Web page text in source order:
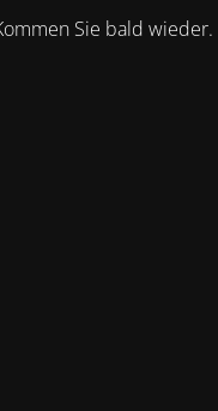
Sie bald wieder.